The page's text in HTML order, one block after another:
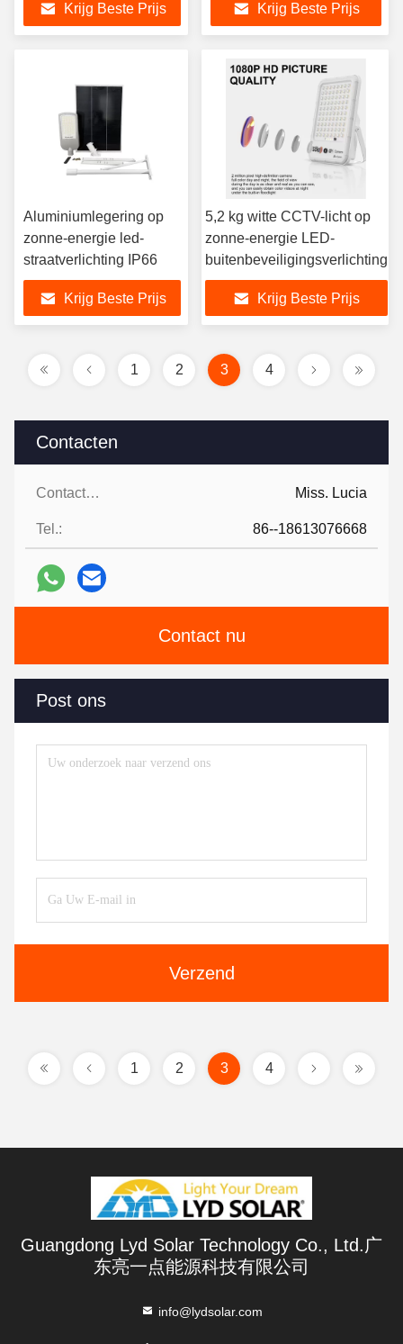
Contacten
Contacten: Miss. Lucia
Tel.: 86--18613076668
Contact nu
Post ons
Verzend
beveiligingscamera's
Krijg Beste Prijs
zonne-verlichting
Krijg Beste Prijs
Aluminiumlegering op
zonne-energie led-
straatverlichting IP66
Krijg Beste Prijs
5,2 kg witte CCTV-licht op
zonne-energie LED-
buitenbeveiligingsverlichting
Krijg Beste Prijs
1 2 3 4
1 2 3 4
Guangdong Lyd Solar Technology Co., Ltd.广
东亮一点能源科技有限公司
info@lydsolar.com